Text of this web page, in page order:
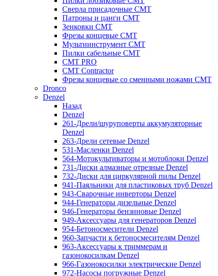
Сверла присадочные СМТ
Патроны и цанги CMT
Зенковки СМТ
Фрезы концевые CMT
Мультиинструмент СМТ
Пилки сабельные СМТ
CMT PRO
CMT Contractor
Фрезы концевые со сменными ножами CMT
Dronco
Denzel
Назад
Denzel
261-Дрели/шуруповерты аккумуляторные
Denzel
263-Дрели сетевые Denzel
531-Масленки Denzel
564-Мотокультиваторы и мотоблоки Denzel
731-Диски алмазные отрезные Denzel
732-Диски для циркулярной пилы Denzel
941-Паяльники для пластиковых труб Denzel
943-Сварочные инверторы Denzel
944-Генераторы дизельные Denzel
946-Генераторы бензиновые Denzel
949-Аксессуары для генераторов Denzel
954-Бетоносмесители Denzel
960-Запчасти к бетоносмесителям Denzel
963-Аксессуары к триммерам и
газонокосилкам Denzel
966-Газонокосилки электрические Denzel
972-Насосы погружные Denzel